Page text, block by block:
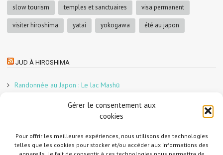
Gérer le consentement aux
cookies
Pour offrir les meilleures expériences, nous utilisons des technologies
telles que les cookies pour stocker et/ou accéder aux informations des
slow tourism temples et sanctuaires visa permanent
visiter hiroshima yatai yokogawa été au japon
JUD À HIROSHIMA
Randonnée au Japon : Le lac Mashū
En direct sur Adobe France !
Un café et des cabanes dans la forêt
Slow Tourism à Tomo-no-Ura